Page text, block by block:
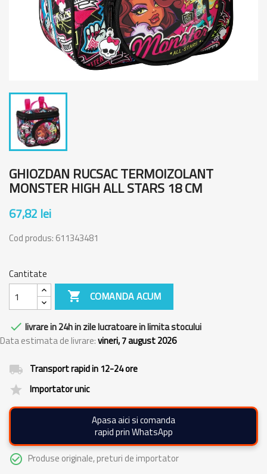
GHIOZDAN RUCSAC TERMOIZOLANT
MONSTER HIGH ALL STARS 18 CM
67,82 lei
Cod produs: 611343481
Cantitate
 COMANDA ACUM
 livrare in 24h in zile lucratoare in limita stocului
Data estimata de livrare:vineri, 7 august 2026
local_shipping Transport rapid in 12-24 ore
grade Importator unic
Apasa aici si comanda
rapid prin WhatsApp
check_circle_outline Produse originale, preturi de importator